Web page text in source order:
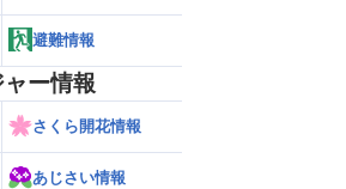
避難情報
ー情報
さくら開花情報
あじさい情報